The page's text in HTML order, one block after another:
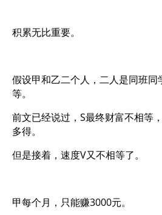
积累无比重要。
假设甲和乙二个人，二人是同班同
等。
前文已经说过，S最终财富不相等
多得。
但是接着，速度V又不相等了。
甲每个月，只能赚3000元。